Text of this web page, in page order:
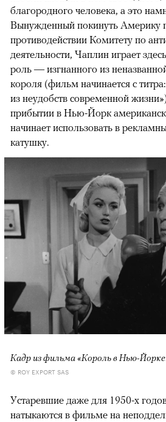
благородного человека, а это
Вынужденный покинуть Америку
противодействии Комитету по
деятельности, Чаплин играет
роль — изгнанного из
короля (фильм начинается с
из неудобств современной
прибытии в Нью-Йорк
начинает использовать в
катушку.
Кадр из фильма «Король в Нью-
© ROY EXPORT SAS
Устаревшие даже для 1950-х
натыкаются в фильме на